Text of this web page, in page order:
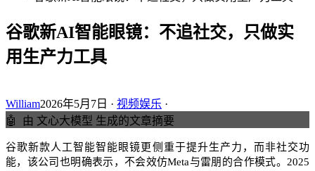
谷歌新AI智能眼镜：不追社交，只做实
用生产力工具
William2026年5月7日 · 视频娱乐 ·
🤖
由 文心大模型 生成的文章摘要
谷歌新款人工智能智能眼镜更侧重于提升生产力，而非社交功
能，该公司也明确表示，不会效仿Meta与雷朋的合作模式。2025